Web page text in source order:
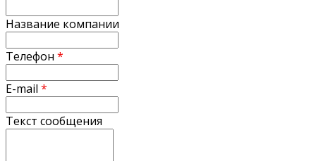
Название компании
Телефон *
E-mail *
Текст сообщения